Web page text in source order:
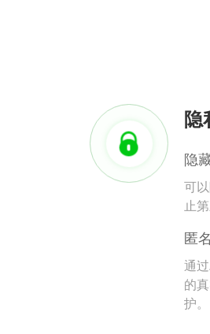
隐
隐
可
止
匿
通
的
护。